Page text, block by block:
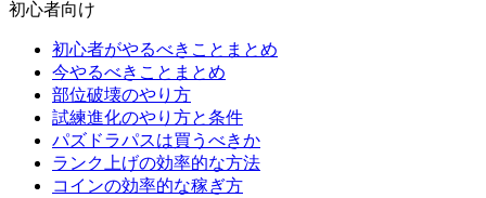
初心者向け
初心者がやるべきことまとめ
今やるべきことまとめ
部位破壊のやり方
試練進化のやり方と条件
パズドラパスは買うべきか
ランク上げの効率的な方法
コインの効率的な稼ぎ方